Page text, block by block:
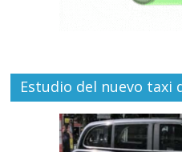
Estudio del nuevo taxi